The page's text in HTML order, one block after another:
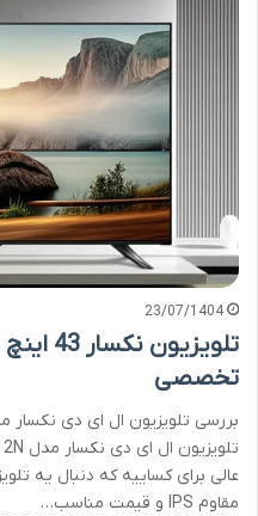
23/07/1404
تخصصی
مقاوم IPS و قیمت مناسب…